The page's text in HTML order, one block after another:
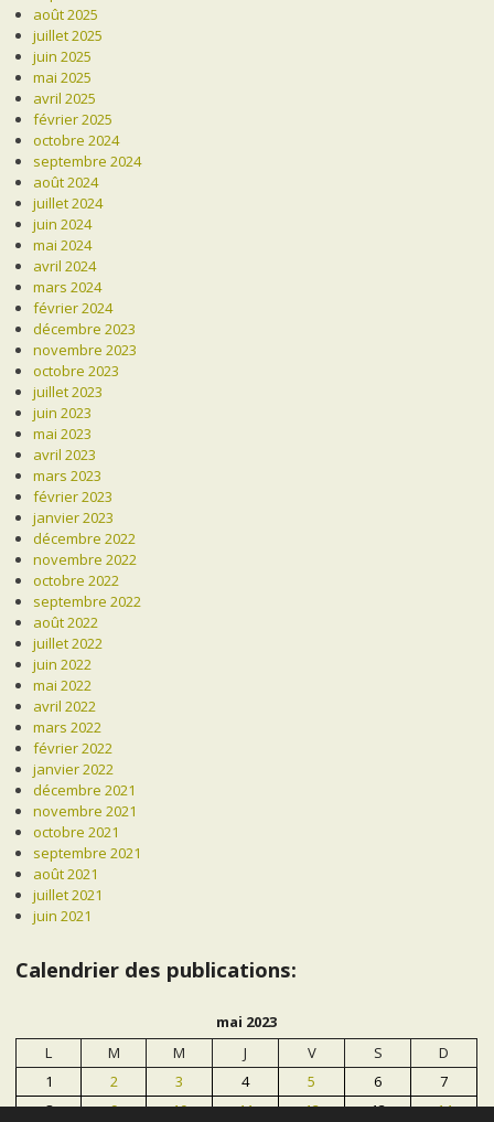
août 2025
juillet 2025
juin 2025
mai 2025
avril 2025
février 2025
octobre 2024
septembre 2024
août 2024
juillet 2024
juin 2024
mai 2024
avril 2024
mars 2024
février 2024
décembre 2023
novembre 2023
octobre 2023
juillet 2023
juin 2023
mai 2023
avril 2023
mars 2023
février 2023
janvier 2023
décembre 2022
novembre 2022
octobre 2022
septembre 2022
août 2022
juillet 2022
juin 2022
mai 2022
avril 2022
mars 2022
février 2022
janvier 2022
décembre 2021
novembre 2021
octobre 2021
septembre 2021
août 2021
juillet 2021
juin 2021
Calendrier des publications:
mai 2023
L
M M J V S
D
1
2 3 4 5 6
7
8
9 10 11 12 13 14